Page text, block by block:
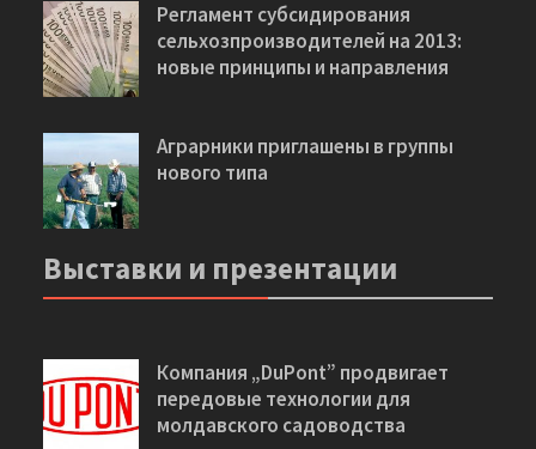
Регламент субсидирования
сельхозпроизводителей на 2013:
новые принципы и направления
Аграрники приглашены в группы
нового типа
Выставки и презентации
Компания „DuPont” продвигает
передовые технологии для
молдавского садоводства